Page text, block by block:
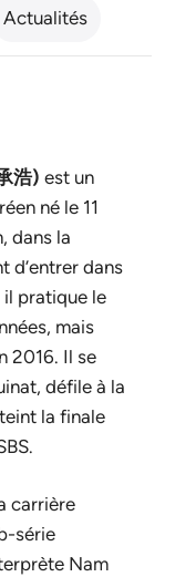
Actualités
浩) est un
né le 11
dans la
d’entrer dans
pratique le
mais
2016. Il se
défile à la
la finale
carrière
série
Nam